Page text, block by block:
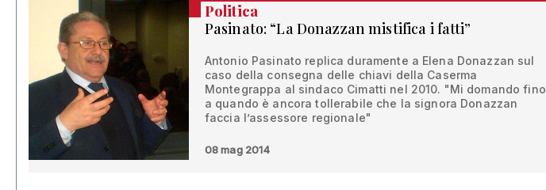
Politica
Pasinato: “La Donazzan mistifica i fatti”
Antonio Pasinato replica duramente a Elena Donazzan sul
caso della consegna delle chiavi della Caserma
Montegrappa al sindaco Cimatti nel 2010. "Mi domando fino
a quando è ancora tollerabile che la signora Donazzan
faccia l’assessore regionale"
08 mag 2014